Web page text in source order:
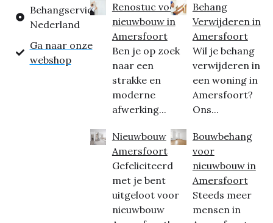
Behangservice
Nederland
Ga naar onze
webshop
Renostuc voor
nieuwbouw in
Amersfoort
Ben je op zoek
naar een
strakke en
moderne
afwerking...
Nieuwbouw
Amersfoort
Gefeliciteerd
met je bent
uitgeloot voor
nieuwbouw
Behang
Verwijderen in
Amersfoort
Wil je behang
verwijderen in
een woning in
Amersfoort?
Ons...
Bouwbehang
voor
nieuwbouw in
Amersfoort
Steeds meer
mensen in